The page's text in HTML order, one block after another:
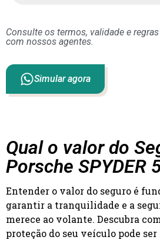
Consulte os termos, validade e
com nossos agentes.
Simular agora
Qual o valor do
Porsche SPYDER
Entender o valor do seguro é
garantir a tranquilidade e a
merece ao volante. Descubra
proteção do seu veículo pode